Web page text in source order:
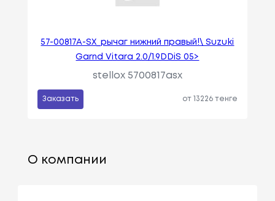
57-00817A-SX_рычаг нижний правый!\ Suzuki
Garnd Vitara 2.0/1.9DDiS 05>
stellox 5700817asx
Заказать от 13226 тенге
О компании